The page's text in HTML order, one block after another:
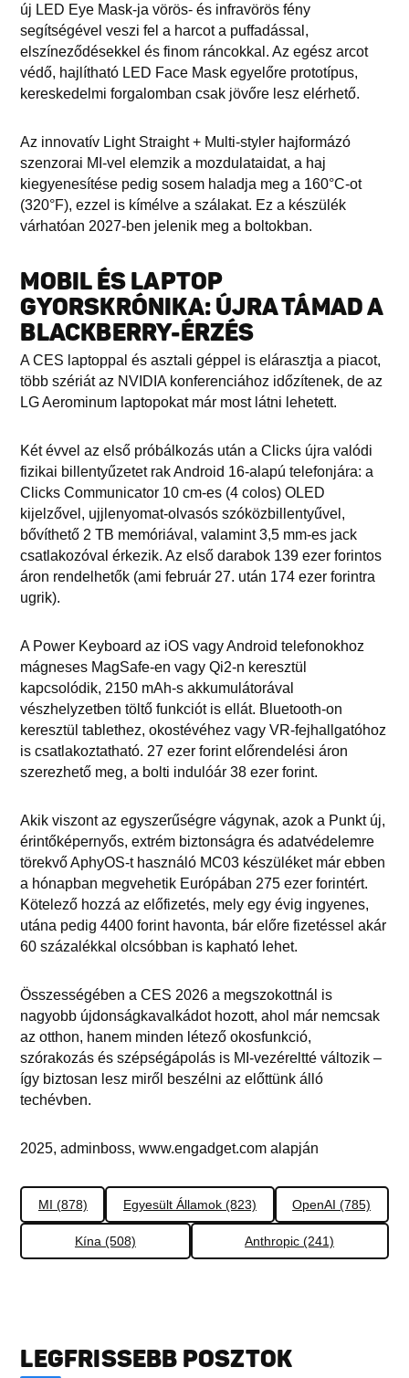
új LED Eye Mask-ja vörös- és infravörös fény
segítségével veszi fel a harcot a puffadással,
elszíneződésekkel és finom ráncokkal. Az egész arcot
védő, hajlítható LED Face Mask egyelőre prototípus,
kereskedelmi forgalomban csak jövőre lesz elérhető.
Az innovatív Light Straight + Multi-styler hajformázó
szenzorai MI-vel elemzik a mozdulataidat, a haj
kiegyenesítése pedig sosem haladja meg a 160°C-ot
(320°F), ezzel is kímélve a szálakat. Ez a készülék
várhatóan 2027-ben jelenik meg a boltokban.
MOBIL ÉS LAPTOP
GYORSKRÓNIKA: ÚJRA TÁMAD A
BLACKBERRY-ÉRZÉS
A CES laptoppal és asztali géppel is elárasztja a piacot,
több szériát az NVIDIA konferenciához időzítenek, de az
LG Aerominum laptopokat már most látni lehetett.
Két évvel az első próbálkozás után a Clicks újra valódi
fizikai billentyűzetet rak Android 16-alapú telefonjára: a
Clicks Communicator 10 cm-es (4 colos) OLED
kijelzővel, ujjlenyomat-olvasós szóközbillentyűvel,
bővíthető 2 TB memóriával, valamint 3,5 mm-es jack
csatlakozóval érkezik. Az első darabok 139 ezer forintos
áron rendelhetők (ami február 27. után 174 ezer forintra
ugrik).
A Power Keyboard az iOS vagy Android telefonokhoz
mágneses MagSafe-en vagy Qi2-n keresztül
kapcsolódik, 2150 mAh-s akkumulátorával
vészhelyzetben töltő funkciót is ellát. Bluetooth-on
keresztül tablethez, okostévéhez vagy VR-fejhallgatóhoz
is csatlakoztatható. 27 ezer forint előrendelési áron
szerezhető meg, a bolti indulóár 38 ezer forint.
Akik viszont az egyszerűségre vágynak, azok a Punkt új,
érintőképernyős, extrém biztonságra és adatvédelemre
törekvő AphyOS-t használó MC03 készüléket már ebben
a hónapban megvehetik Európában 275 ezer forintért.
Kötelező hozzá az előfizetés, mely egy évig ingyenes,
utána pedig 4400 forint havonta, bár előre fizetéssel akár
60 százalékkal olcsóbban is kapható lehet.
Összességében a CES 2026 a megszokottnál is
nagyobb újdonságkavalkádot hozott, ahol már nemcsak
az otthon, hanem minden létező okosfunkció,
szórakozás és szépségápolás is MI-vezéreltté változik –
így biztosan lesz miről beszélni az előttünk álló
techévben.
2025, adminboss, www.engadget.com alapján
MI (878) Egyesült Államok (823) OpenAI (785)
Kína (508) Anthropic (241)
LEGFRISSEBB POSZTOK